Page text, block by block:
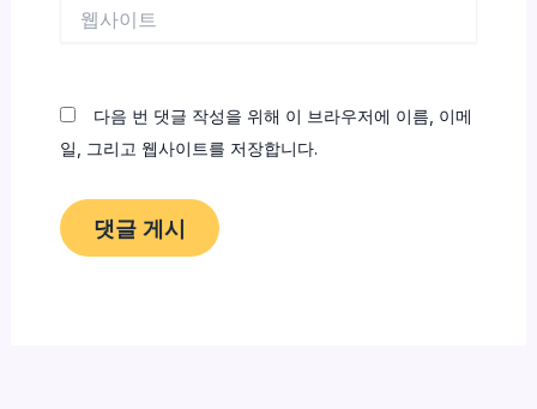
다음 번 댓글 작성을 위해 이 브라우저에 이름, 이메
일, 그리고 웹사이트를 저장합니다.